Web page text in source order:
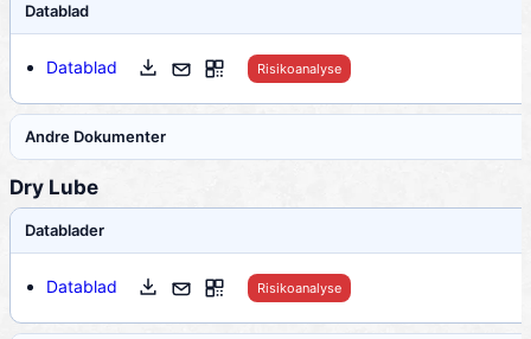
Datablad
Datablad Risikoanalyse
Andre Dokumenter
Dry Lube
Datablader
Datablad Risikoanalyse